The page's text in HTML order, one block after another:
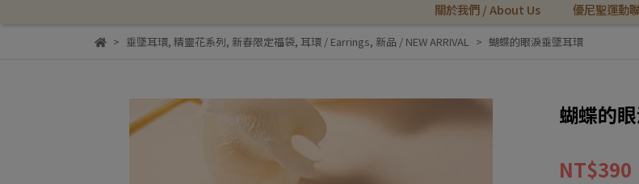
關於我們 / About Us
優尼聖運動
垂墜耳環, 精靈花系列, 新春限定福袋, 耳環 / Earrings, 新品 / NEW ARRIVAL 蝴蝶的眼淚垂墜耳環
蝴蝶的
NT$390